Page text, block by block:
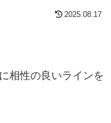
2025.08.17
相性の良いラインを